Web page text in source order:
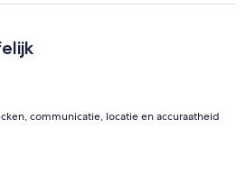
communicatie, locatie en accuraatheid